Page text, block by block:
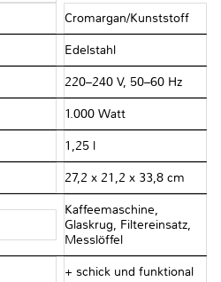
Cromargan/Kunststoff
Edelstahl
220–240 V, 50–60 Hz
1.000 Watt
1,25 l
27,2 x 21,2 x 33,8 cm
Kaffeemaschine,
Glaskrug, Filtereinsatz,
Messlöffel
+ schick und funktional